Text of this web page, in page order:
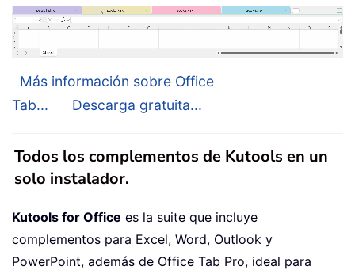
Más información sobre Office
Tab...
Descarga gratuita...
Todos los complementos de Kutools en un
solo instalador.
Kutools for Office es la suite que incluye
complementos para Excel, Word, Outlook y
PowerPoint, además de Office Tab Pro, ideal para